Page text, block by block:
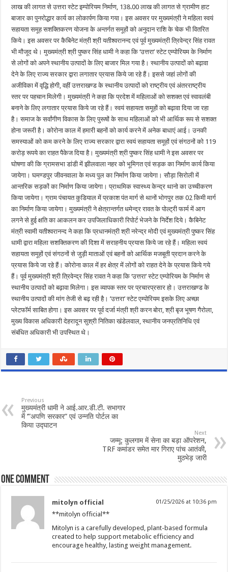
लाख की लागत से उत्तरा स्टेट इम्पोरियम निर्माण, 138.00 लाख की लागत से ग्रामीण हाट
बाजार का पुनरोद्धार कार्य का लोकार्पण किया गया। इस अवसर पर मुख्यमंत्री ने महिला स्वयं
सहायता समूह सशक्तिकरण योजना के अन्तर्गत समूहों को अनुदान राशि के चेक भी वितरित
किये। इस अवसर पर कैबिनेट मंत्री श्री यतीश्वरानन्द एवं पूर्व मुख्यमंत्री त्रिवेन्द्र सिंह रावत
भी मौजूद थे। मुख्यमंत्री श्री पुष्कर सिंह धामी ने कहा कि ‘उत्तरा’ स्टेट एम्पोरियम के निर्माण
से लोगों को अपने स्थानीय उत्पादों के लिए बाजार मिल गया है। स्थानीय उत्पादों को बढ़ावा
देने के लिए राज्य सरकार द्वारा लगातार प्रयास किये जा रहे हैं। इससे जहां लोगों की
अजीविका में वृद्धि होगी, वहीं उत्तराखण्ड के स्थानीय उत्पादों को राष्ट्रीय एवं अंतरराष्ट्रीय
स्तर पर पहचान मिलेगी। मुख्यमंत्री ने कहा कि प्रदेश में महिलाओं को सशक्त एवं स्वावलंबी
बनाने के लिए लगातार प्रयास किये जा रहे हैं। स्वयं सहायता समूहों को बढ़ावा दिया जा रहा
है। समाज के सर्वांगीण विकास के लिए पुरूषों के साथ महिलाओं को भी आर्थिक रूप से सशक्त
होना जरूरी है। कोरोना काल में हमारी बहनों को कार्य करने में अनेक बाधाएं आई। उनकी
समस्याओं को कम करने के लिए राज्य सरकार द्वारा स्वयं सहायता समूहों एवं संगठनों को 119
करोड़ रूपये का राहत पैकेज दिया है। मुख्यमंत्री श्री पुष्कर सिंह धामी ने इस अवसर पर
घोषणा की कि ग्रामसभा डांडी में झीलवाला नहर को भूमिगत एवं सड़क का निर्माण कार्य किया
जायेगा। घमण्डपुर जीवनवाला के मध्य पुल का निर्माण किया जायेगा। सौड़ा सिरोली में
आन्तरिक सड़कों का निर्माण किया जायेगा। प्राथमिक स्वास्थ्य केन्द्र थानो का उच्चीकरण
किया जायेगा। ग्राम पंचायत कुडियाल में प्रकाश पंत मार्ग से थानों भोगपुर तक 02 किमी मार्ग
का निर्माण किया जायेगा। मुख्यमंत्री ने क्षेत्रान्तर्गत धमेन्द्र रावत के पोल्ट्री फार्म में आग
लगने से हुई क्षति का आकलन कर उपजिलाधिकारी रिपोर्ट भेजने के निर्देश दिये। कैबिनेट
मंत्री स्वामी यतीश्वरानन्द ने कहा कि प्रधानमंत्री श्री नरेन्द्र मोदी एवं मुख्यमंत्री पुष्कर सिंह
धामी द्वारा महिला सशक्तिकरण की दिशा में सराहनीय प्रयास किये जा रहे हैं। महिला स्वयं
सहायता समूहों एवं संगठनों से जुड़ी माताओं एवं बहनों को आर्थिक मजबूती प्रदान करने के
प्रयास किये जा रहे हैं। कोरोना काल में हर क्षेत्र में लोगों को राहत देने के प्रयास किये गये
हैं। पूर्व मुख्यमंत्री श्री त्रिवेन्द्र सिंह रावत ने कहा कि ‘उत्तरा’ स्टेट एम्पोरियम के निर्माण से
स्थानीय उत्पादों को बढ़ावा मिलेगा। इस व्यापक स्तर पर प्रचारप्रसार हो। उत्तराखण्ड के
स्थानीय उत्पादों की मांग तेजी से बढ़ रही है। ’उत्तरा’ स्टेट एम्पोरियम इसके लिए अच्छा
प्लेटफॉर्म साबित होगा। इस अवसर पर पूर्व दर्जा मंत्री श्री करन बोरा, श्री बृज भूषण गैरोला,
मुख्य विकास अधिकारी देहरादून सुश्री नितिका खंडेलवाल, स्थानीय जनप्रतिनिधि एवं
संबंधित अधिकारी भी उपस्थित थे।
Previous
मुख्यमंत्री धामी ने आई.आर.डी.टी. सभागार
में ‘”अपणि सरकार” एवं उन्नति पोर्टल का
किया उद्घाटन
Next
जम्मू: कुलगाम में सेना का बड़ा ऑपरेशन,
TRF कमांडर समेत मार गिराए पांच आतंकी,
मुठभेड़ जारी
One comment
mitolyn official 01/25/2026 at 10:36 pm
**mitolyn official**
Mitolyn is a carefully developed, plant-based formula
created to help support metabolic efficiency and
encourage healthy, lasting weight management.